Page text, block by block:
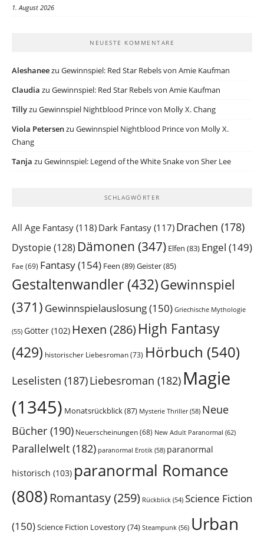
1. August 2026
NEUESTE KOMMENTARE
Aleshaneezu Gewinnspiel: Red Star Rebels von Amie Kaufman
Claudia zu Gewinnspiel: Red Star Rebels von Amie Kaufman
Tillyzu Gewinnspiel Nightblood Prince von Molly X. Chang
Viola Petersenzu Gewinnspiel Nightblood Prince von Molly X.
Chang
Tanja zu Gewinnspiel: Legend of the White Snake von Sher Lee
SCHLAGWÖRTER
All Age Fantasy (118) Dark Fantasy (117) Drachen (178)
Dystopie(128) Dämonen (347) Elfen (83) Engel (149)
Fae (69) Fantasy(154) Feen (89)Geister(85)
Gestaltenwandler (432)Gewinnspiel
(371) Gewinnspielauslosung(150) Griechische Mythologie
(55) Götter (102) Hexen (286) High Fantasy
(429) historischer Liebesroman(73) Hörbuch (540)
Leselisten (187)Liebesroman (182) Magie
(1345) Monatsrückblick(87) Mysterie Thriller(58) Neue
Bücher (190) Neuerscheinungen(68) New Adult Paranormal (62)
Parallelwelt (182) paranormal Erotik (58) paranormal
historisch (103) paranormal Romance
(808) Romantasy(259) Rückblick (54) Science Fiction
(150)Science Fiction Lovestory(74) Steampunk (56) Urban